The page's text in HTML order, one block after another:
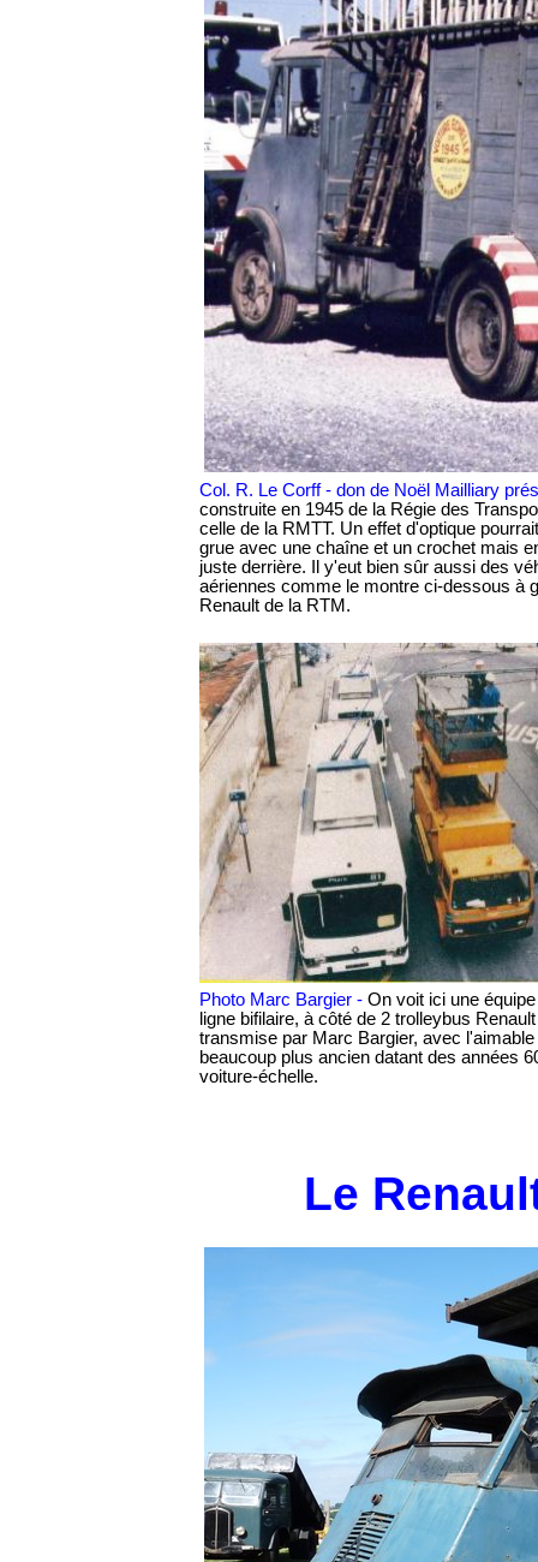
Col. R. Le Corff - don de Noël Mailliary
construite en 1945 de la Régie des
celle de la RMTT. Un effet d'optique
grue avec une chaîne et un crochet mais
juste derrière. Il y'eut bien sûr aussi des
aériennes comme le montre ci-dessous à
Renault de la RTM.
Photo Marc Bargier - On voit ici une
ligne bifilaire, à côté de 2 trolleybus
transmise par Marc Bargier, avec
beaucoup plus ancien datant des années
voiture-échelle.
Le